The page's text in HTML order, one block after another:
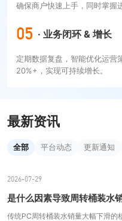
确保商户快速上手，同时掌握
05 · 业务闭环 & 增长
定期数据复盘，智能优化运营
20%+，实现可持续增长。
最新资讯
全部 平台动态 更新通知
2026-07-29
是什么因素导致周转桶装水
传统PC周转桶装水销量大幅下滑的